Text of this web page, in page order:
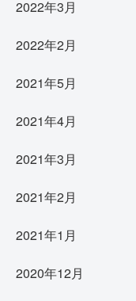
2022年3月
2022年2月
2021年5月
2021年4月
2021年3月
2021年2月
2021年1月
2020年12月